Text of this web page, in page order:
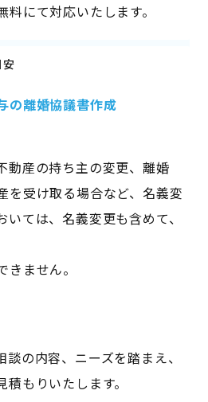
にて対応いたします。
の離婚協議書作成
動産の持ち主の変更、離婚
を受け取る場合など、名義変
ては、名義変更も含めて、
ません。
の内容、ニーズを踏まえ、
もりいたします。